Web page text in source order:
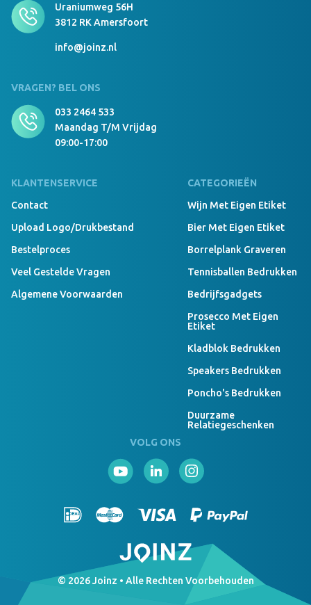
Uraniumweg 56H
3812 RK Amersfoort
info@joinz.nl
VRAGEN? BEL ONS
033 2464 533
Maandag T/m Vrijdag
09:00-17:00
KLANTENSERVICE
Contact
Upload Logo/drukbestand
Bestelproces
Veel Gestelde Vragen
Algemene Voorwaarden
CATEGORIEËN
Wijn Met Eigen Etiket
Bier Met Eigen Etiket
Borrelplank Graveren
Tennisballen Bedrukken
Bedrijfsgadgets
Prosecco Met Eigen
Etiket
Kladblok Bedrukken
Speakers Bedrukken
Poncho's Bedrukken
Duurzame
Relatiegeschenken
VOLG ONS
© 2026 Joinz • Alle Rechten Voorbehouden